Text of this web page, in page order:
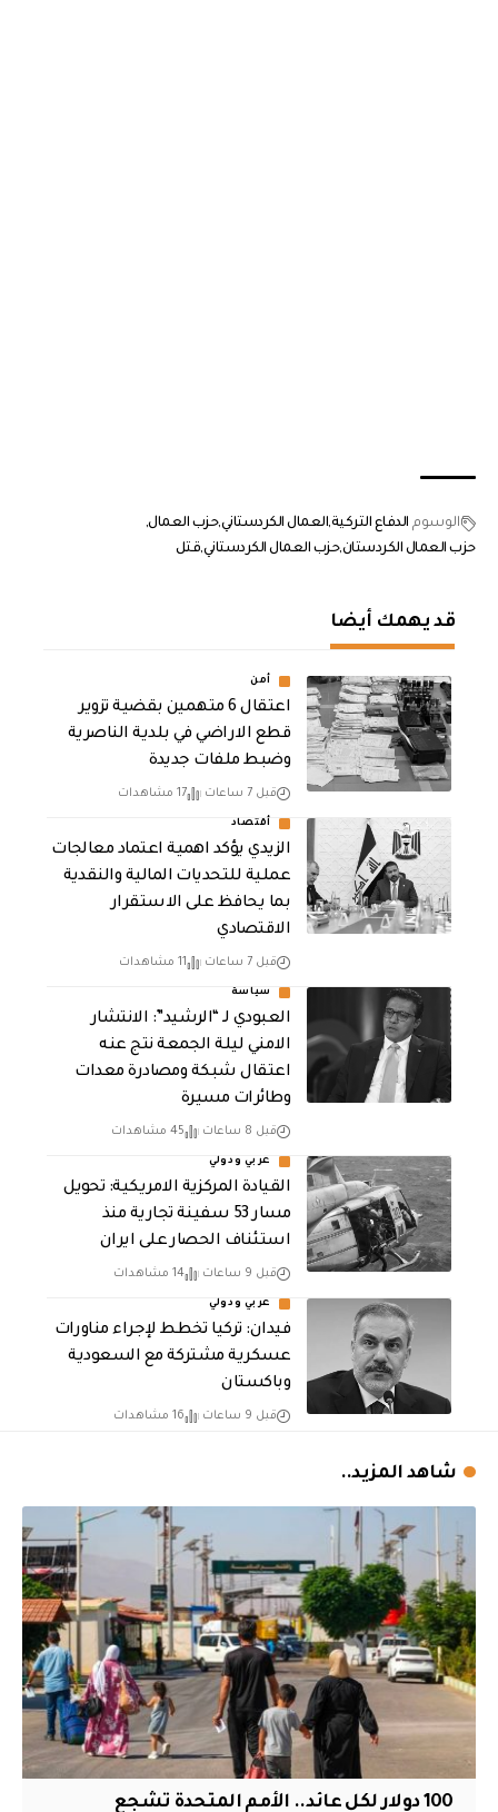
الوسوم الدفاع التركيةالعمال الكردستانيحزب العمال
حزب العمال الكردستانحزب العمال الكردستانيقتل
قد يهمك أيضا
أمن
اعتقال 6 متهمين بقضية تزوير
قطع الاراضي في بلدية الناصرية
وضبط ملفات جديدة
قبل 7 ساعات 17 مشاهدات
أقتصاد
الزيدي يؤكد اهمية اعتماد معالجات
عملية للتحديات المالية والنقدية
بما يحافظ على الاستقرار
الاقتصادي
قبل 7 ساعات 11 مشاهدات
سياسة
العبودي لـ “الرشيد”: الانتشار
الامني ليلة الجمعة نتج عنه
اعتقال شبكة ومصادرة معدات
وطائرات مسيرة
قبل 8 ساعات 45 مشاهدات
عربي ودولي
القيادة المركزية الامريكية: تحويل
مسار 53 سفينة تجارية منذ
استئناف الحصار على ايران
قبل 9 ساعات 14 مشاهدات
عربي ودولي
فيدان: تركيا تخطط لإجراء مناورات
عسكرية مشتركة مع السعودية
وباكستان
قبل 9 ساعات 16 مشاهدات
شاهد المزيد..
100 دولار لكل عائد.. الأمم المتحدة تشجع